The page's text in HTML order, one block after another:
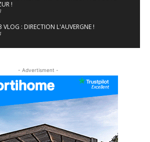
!
VLOG : DIRECTION L'AUVERGNE !
VLOG : SKI & RANDONNÉE DANS LES
VLOG : DE LA RAQUETTE EN PLEIN MILIEU
- Advertisment -